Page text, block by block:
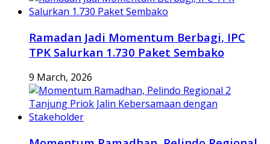
Ramadan Jadi Momentum Berbagi, IPC
TPK Salurkan 1.730 Paket Sembako
9 March, 2026